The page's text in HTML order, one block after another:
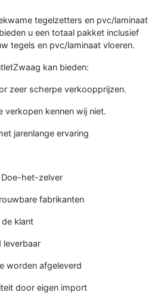
tegelzetters en pvc/laminaat
u een totaal pakket inclusief
tegels en pvc/laminaat vloeren.
kan bieden:
zeer scherpe verkoopprijzen.
verkopen kennen wij niet.
jarenlange ervaring
het-zelver
fabrikanten
klant
leverbaar
worden afgeleverd
door eigen import